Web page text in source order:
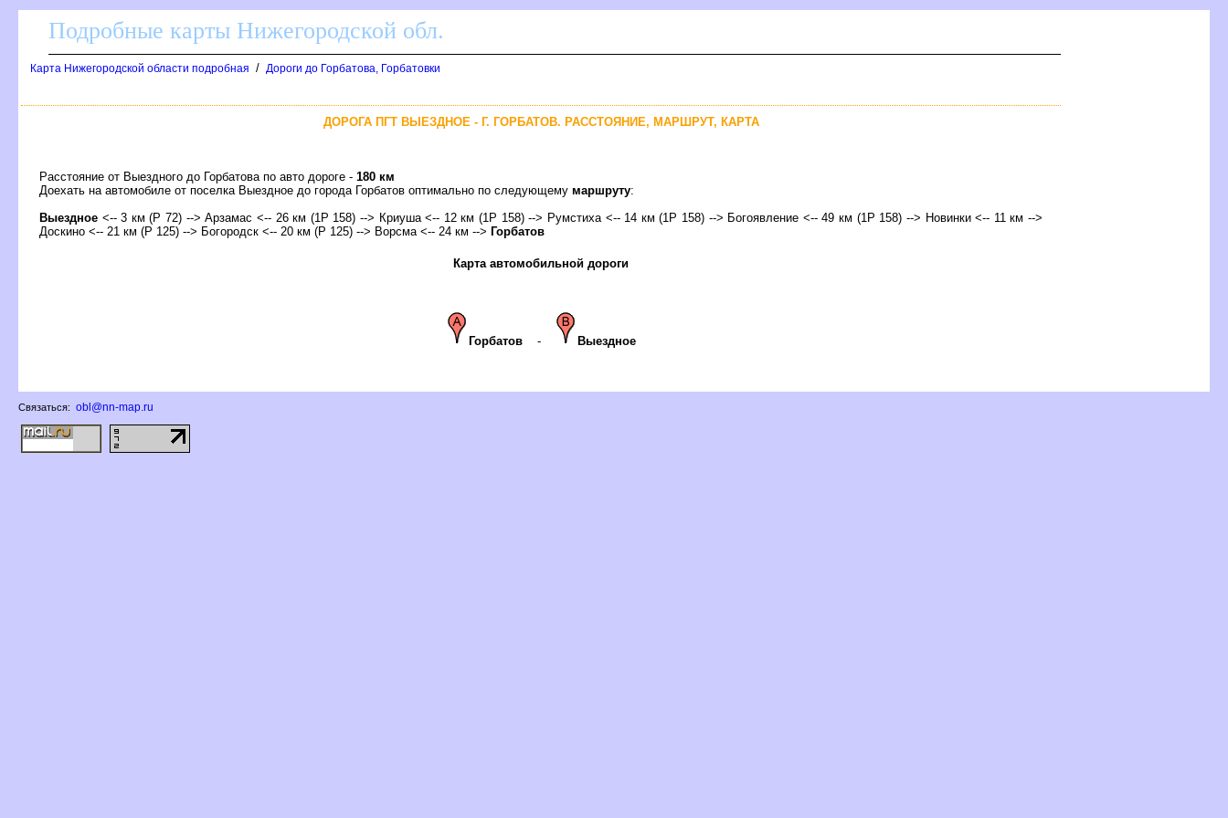
Подробные карты Нижегородской обл.
Карта Нижегородской области подробная / Дороги до Горбатова, Горбатовки
ДОРОГА ПГТ ВЫЕЗДНОЕ - Г. ГОРБАТОВ. РАССТОЯНИЕ, МАРШРУТ, КАРТА
Расстояние от Выездного до Горбатова по авто дороге - 180 км
Доехать на автомобиле от поселка Выездное до города Горбатов оптимально по следующему маршруту:
ыездное <-- 3 км (Р 72) --> Арзамас <-- 26 км (1Р 158) --> Криуша <-- 12 км (1Р 158) --> Румстиха <-- 14 км (1Р 158) --> Богоявление <-- 49 км (1Р 158) --> Новинки <-- 11 км -->
Доскино <-- 21 км (Р 125) --> Богородск <-- 20 км (Р 125) --> Ворсма <-- 24 км --> Горбато
Карта автомобильной дороги
Горбато- ыездное
Связаться: obl@nn-map.ru